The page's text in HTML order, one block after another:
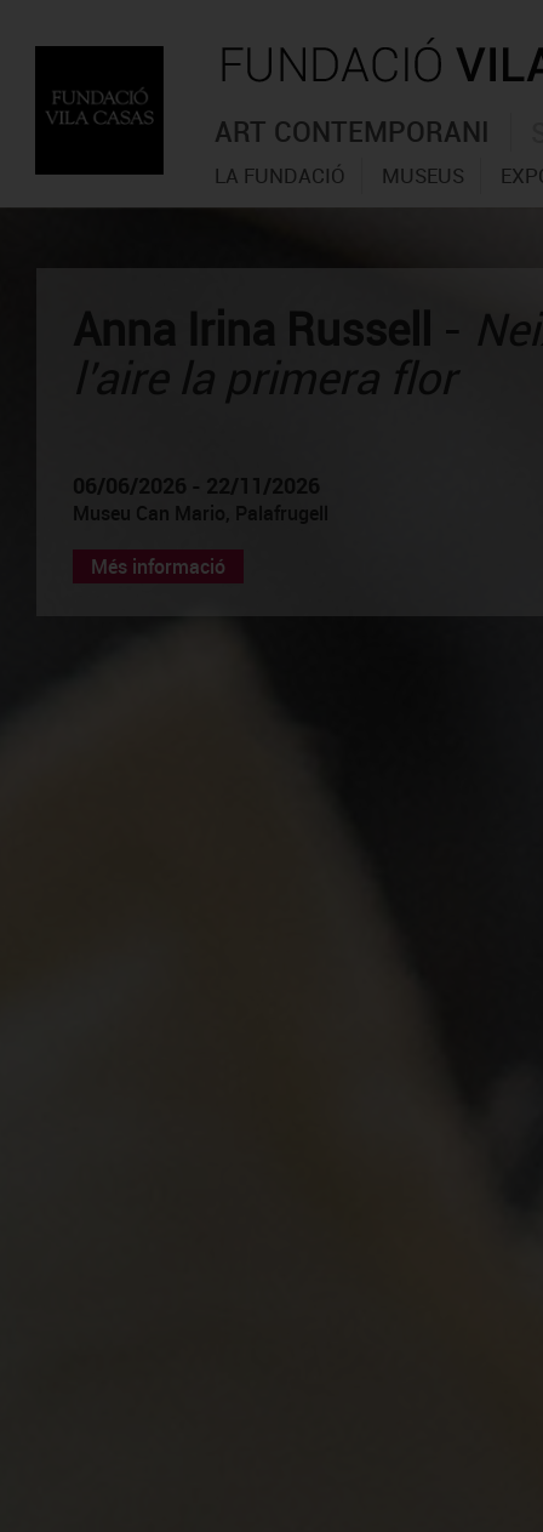
ART CONTEMPORANI
LA FUNDACIÓ MUSEUS
Anna Irina Russell -
l’aire la primera flor
06/06/2026 - 22/11/2026
Museu Can Mario, Palafrugell
Més informació